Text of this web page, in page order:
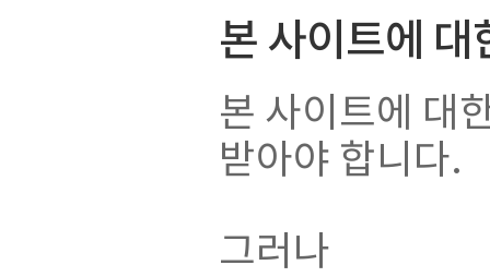
본 사이트에 대
본 사이트에 대
받아야 합니다.
그러나